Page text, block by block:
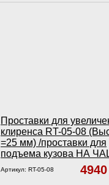
Проставки для
клиренса RT-05-08
=25 мм) /проставки для
подъема кузова НА
Артикул: RT-05-08